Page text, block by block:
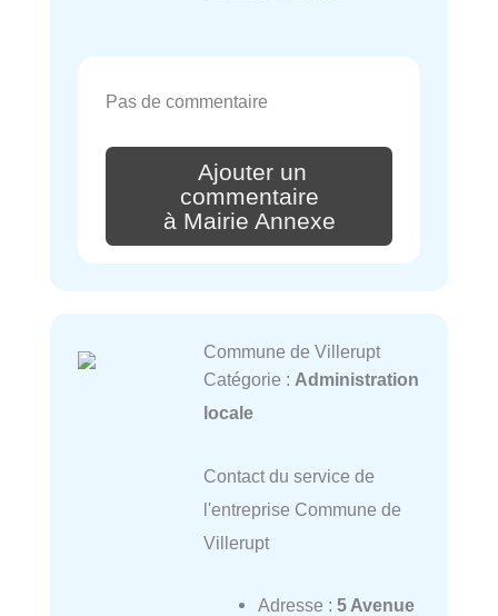
Pas de commentaire
Ajouter un
commentaire
à Mairie Annexe
Commune de Villerupt
Catégorie : Administration
locale
Contact du service de
l'entreprise Commune de
Villerupt
Adresse : 5 Avenue